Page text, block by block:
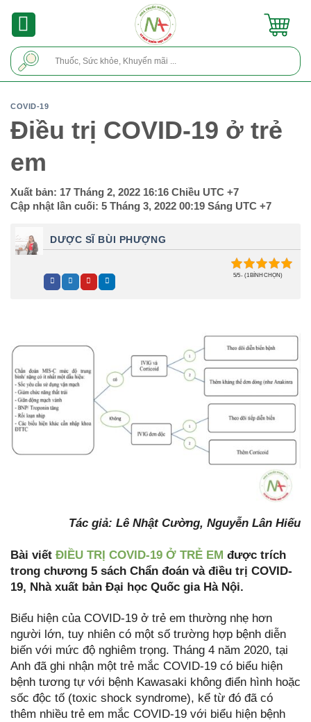
COVID-19
Điều trị COVID-19 ở trẻ
em
Xuất bản: 17 Tháng 2, 2022 16:16 Chiều UTC +7
Cập nhật lần cuối: 5 Tháng 3, 2022 00:19 Sáng UTC +7
DƯỢC SĨ BÙI PHƯỢNG
5/5 - (1 BÌNH CHỌN)
Tác giả: Lê Nhật Cường, Nguyễn Lân Hiếu
Bài viết ĐIỀU TRỊ COVID-19 Ở TRẺ EM được trích
trong chương 5 sách Chẩn đoán và điều trị COVID-
19, Nhà xuất bản Đại học Quốc gia Hà Nội.
Biểu hiện của COVID-19 ở trẻ em thường nhẹ hơn
người lớn, tuy nhiên có một số trường hợp bệnh diễn
biến với mức độ nghiêm trọng. Tháng 4 năm 2020, tại
Anh đã ghi nhận một trẻ mắc COVID-19 có biểu hiện
bệnh tương tự với bệnh Kawasaki không điển hình hoặc
sốc độc tố (toxic shock syndrome), kể từ đó đã có
thêm nhiều trẻ em mắc COVID-19 với biểu hiện bệnh